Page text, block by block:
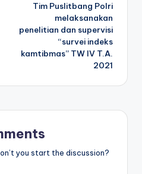
Tim Puslitbang Polri
melaksanakan
penelitian dan supervisi
“survei indeks
kamtibmas” TW IV T.A.
2021
you start the discussion?